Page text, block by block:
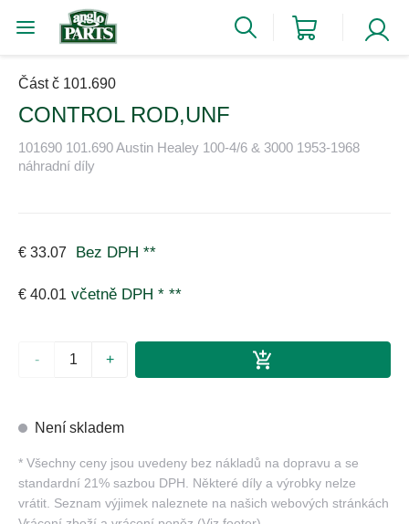
Část č 101.690
CONTROL ROD,UNF
101690 101.690 Austin Healey 100-4/6 & 3000 1953-1968
náhradní díly
€ 33.07 Bez DPH **
€ 40.01 včetně DPH * **
- +
Není skladem
* Všechny ceny jsou uvedeny bez nákladů na dopravu a se
standardní 21% sazbou DPH. Některé díly a výrobky nelze
vrátit. Seznam výjimek naleznete na našich webových stránkách